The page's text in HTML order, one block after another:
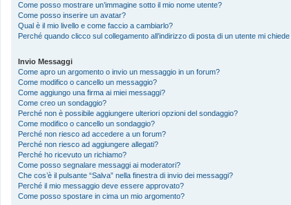
Come posso mostrare un’immagine sotto il mio nome utente?
Come posso inserire un avatar?
Qual è il mio livello e come faccio a cambiarlo?
Perché quando clicco sul collegamento all’indirizzo di posta di un utente mi
Invio Messaggi
Come apro un argomento o invio un messaggio in un forum?
Come modifico o cancello un messaggio?
Come aggiungo una firma ai miei messaggi?
Come creo un sondaggio?
Perché non è possibile aggiungere ulteriori opzioni del sondaggio?
Come modifico o cancello un sondaggio?
Perché non riesco ad accedere a un forum?
Perché non riesco ad aggiungere allegati?
Perché ho ricevuto un richiamo?
Come posso segnalare messaggi ai moderatori?
Che cos’è il pulsante “Salva” nella finestra di invio dei messaggi?
Perché il mio messaggio deve essere approvato?
Come posso spostare in cima un mio argomento?